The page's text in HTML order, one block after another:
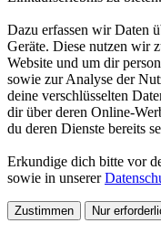
Dazu erfassen wir Daten
Geräte. Diese nutzen wir
Website und um dir
sowie zur Analyse der
deine verschlüsselten
dir über deren Online-
du deren Dienste bereits
Erkundige dich bitte vor
sowie in unserer
Zustimmen Nur